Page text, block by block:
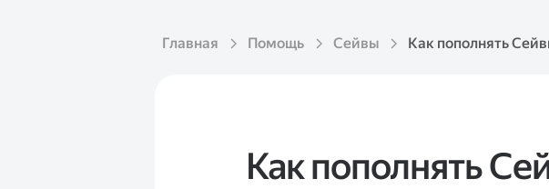
Главная Помощь Сейвы Как пополнять
Как пополнять